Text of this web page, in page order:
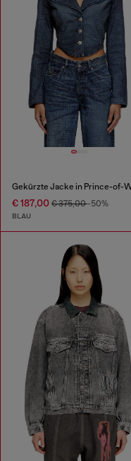
€ 187,00 € 375,00-50%
BLAU